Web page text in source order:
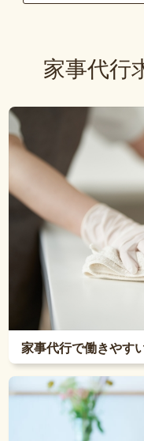
家事代行
家事代行で働きやす